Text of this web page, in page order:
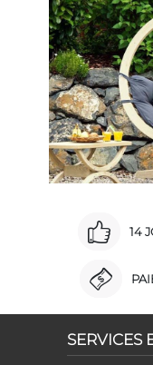
14
SERVICES